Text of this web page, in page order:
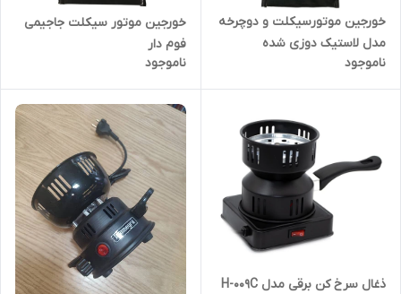
خورجین موتورسیکلت و دوچرخه
مدل لاستیک دوزی شده
ناموجود
خورجین موتور سیکلت جاجیمی
فوم دار
ناموجود
ذغال سرخ کن برقی مدل H-009C